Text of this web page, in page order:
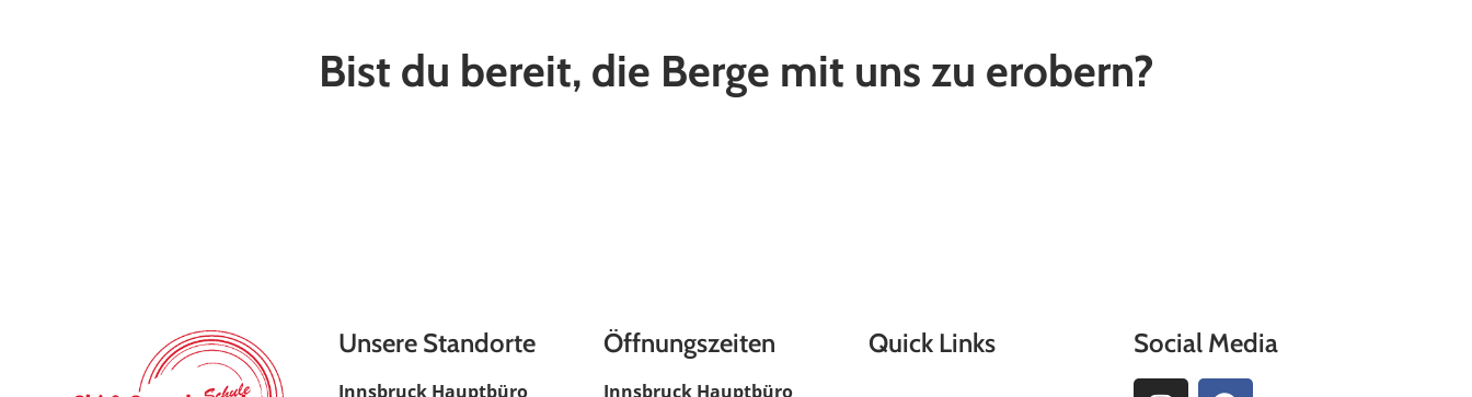
Bist du bereit, die Berge mit uns zu erobern?
Unsere Standorte
Innsbruck Hauptbüro
Öffnungszeiten
Innsbruck Hauptbüro
Quick Links Social Media